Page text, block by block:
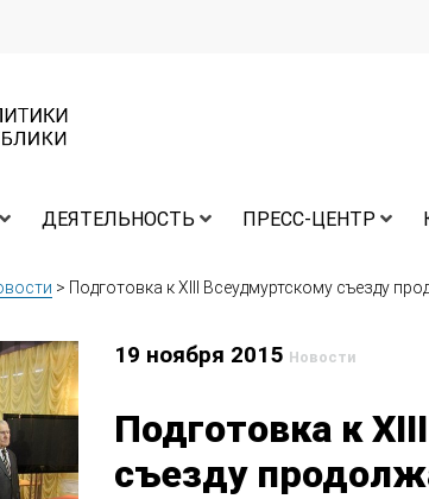
ДЕЯТЕЛЬНОСТЬ ПРЕСС-ЦЕНТР
> Подготовка к XIII Всеудмуртскому съезду
19 ноября 2015 Новости
Подготовка к
съезду